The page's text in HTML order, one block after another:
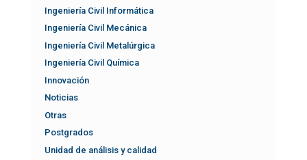
Ingeniería Civil Informática
Ingeniería Civil Mecánica
Ingeniería Civil Metalúrgica
Ingeniería Civil Química
Innovación
Noticias
Otras
Postgrados
Unidad de análisis y calidad